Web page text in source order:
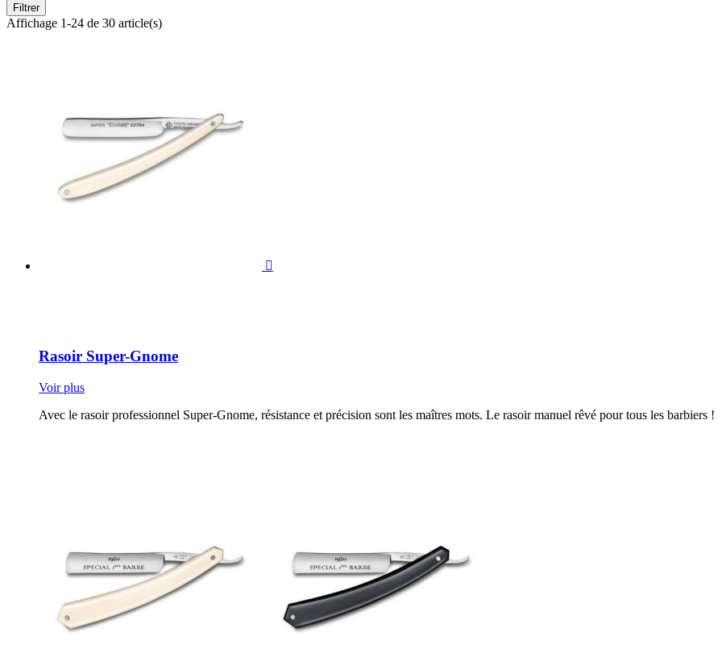
Filtrer
Affichage 1-24 de 30 article(s)

Rasoir Super-Gnome
Voir plus
Avec le rasoir professionnel Super-Gnome, résistance et précision sont les maîtres mots. Le rasoir manuel rêvé pour tous les barbiers !